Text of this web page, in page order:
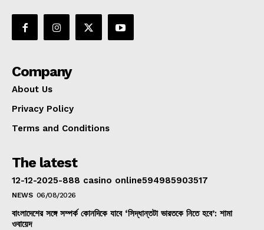
Company
About Us
Privacy Policy
Terms and Conditions
The latest
12-12-2025-888 casino online594985903517
NEWS 06/08/2026
বাংলাদেশের সঙ্গে সম্পর্ক কোনদিকে যাবে ‘সিদ্ধান্তটা ভারতকে নিতে হবে’: শামা
ওবায়েদ